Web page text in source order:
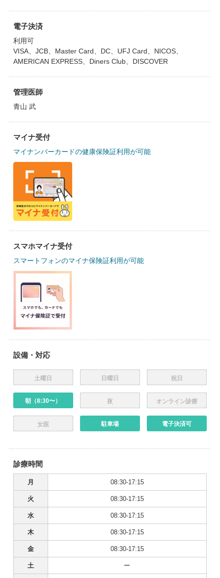
電子決済
利用可
VISA、JCB、Master Card、DC、UFJ Card、NICOS、
AMERICAN EXPRESS、Diners Club、DISCOVER
管理医師
青山 武
マイナ受付
マイナンバーカードの健康保険証利用が可能
スマホマイナ受付
スマートフォンのマイナ保険証利用が可能
設備・対応
土曜日 日曜日 祝日
朝（8:30〜） 夜 オンライン診療
女医 駐車場 電子決済可
診療時間
月 08:30-17:15
火 08:30-17:15
水 08:30-17:15
木 08:30-17:15
金 08:30-17:15
土 ー